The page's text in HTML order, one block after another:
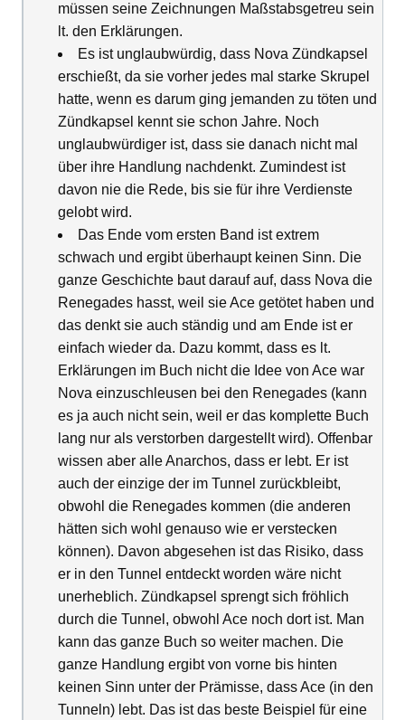
müssen seine Zeichnungen Maßstabsgetreu sein
lt. den Erklärungen.
Es ist unglaubwürdig, dass Nova Zündkapsel
erschießt, da sie vorher jedes mal starke Skrupel
hatte, wenn es darum ging jemanden zu töten und
Zündkapsel kennt sie schon Jahre. Noch
unglaubwürdiger ist, dass sie danach nicht mal
über ihre Handlung nachdenkt. Zumindest ist
davon nie die Rede, bis sie für ihre Verdienste
gelobt wird.
Das Ende vom ersten Band ist extrem
schwach und ergibt überhaupt keinen Sinn. Die
ganze Geschichte baut darauf auf, dass Nova die
Renegades hasst, weil sie Ace getötet haben und
das denkt sie auch ständig und am Ende ist er
einfach wieder da. Dazu kommt, dass es lt.
Erklärungen im Buch nicht die Idee von Ace war
Nova einzuschleusen bei den Renegades (kann
es ja auch nicht sein, weil er das komplette Buch
lang nur als verstorben dargestellt wird). Offenbar
wissen aber alle Anarchos, dass er lebt. Er ist
auch der einzige der im Tunnel zurückbleibt,
obwohl die Renegades kommen (die anderen
hätten sich wohl genauso wie er verstecken
können). Davon abgesehen ist das Risiko, dass
er in den Tunnel entdeckt worden wäre nicht
unerheblich. Zündkapsel sprengt sich fröhlich
durch die Tunnel, obwohl Ace noch dort ist. Man
kann das ganze Buch so weiter machen. Die
ganze Handlung ergibt von vorne bis hinten
keinen Sinn unter der Prämisse, dass Ace (in den
Tunneln) lebt. Das ist das beste Beispiel für eine